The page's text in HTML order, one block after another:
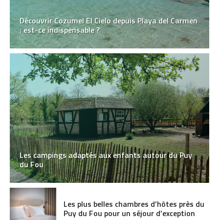
Découvrir Cozumel El Cielo depuis Playa del Carmen
: est-ce indispensable ?
Les campings adaptés aux enfants autour du Puy
du Fou
Les plus belles chambres d’hôtes près du
Puy du Fou pour un séjour d’exception